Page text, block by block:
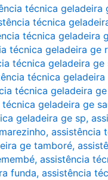
técnica geladeira
técnica
técnica geladeira
técnica geladeira ge
técnica geladeira ge
técnica geladeira
técnica geladeira
geladeira ge
geladeira ge sp,
, assistência
ge tamboré,
, assistência
funda, assistência